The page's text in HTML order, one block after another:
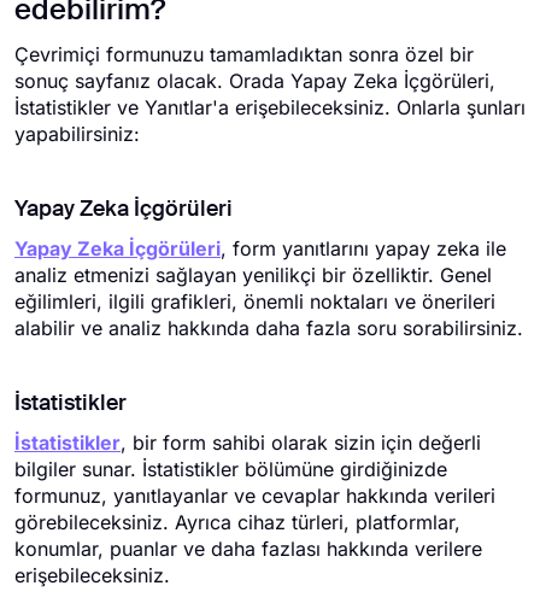
edebilirim?
Çevrimiçi formunuzu tamamladıktan sonra özel bir
sonuç sayfanız olacak. Orada Yapay Zeka İçgörüleri,
İstatistikler ve Yanıtlar'a erişebileceksiniz. Onlarla şunları
yapabilirsiniz:
Yapay Zeka İçgörüleri
Yapay Zeka İçgörüleri, form yanıtlarını yapay zeka ile
analiz etmenizi sağlayan yenilikçi bir özelliktir. Genel
eğilimleri, ilgili grafikleri, önemli noktaları ve önerileri
alabilir ve analiz hakkında daha fazla soru sorabilirsiniz.
İstatistikler
İstatistikler, bir form sahibi olarak sizin için değerli
bilgiler sunar. İstatistikler bölümüne girdiğinizde
formunuz, yanıtlayanlar ve cevaplar hakkında verileri
görebileceksiniz. Ayrıca cihaz türleri, platformlar,
konumlar, puanlar ve daha fazlası hakkında verilere
erişebileceksiniz.